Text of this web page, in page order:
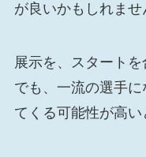
が良いかもしれませ
展示を、スタート
でも、一流の選手
てくる可能性が高い